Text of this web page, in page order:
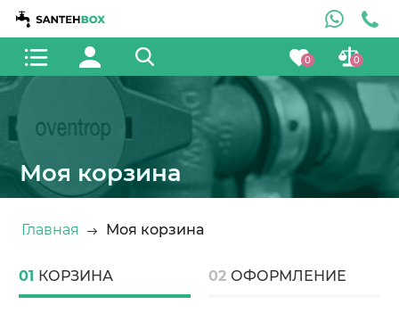
0 0
Моя корзина
Главная Моя корзина
01 КОРЗИНА 02 ОФОРМЛЕНИЕ